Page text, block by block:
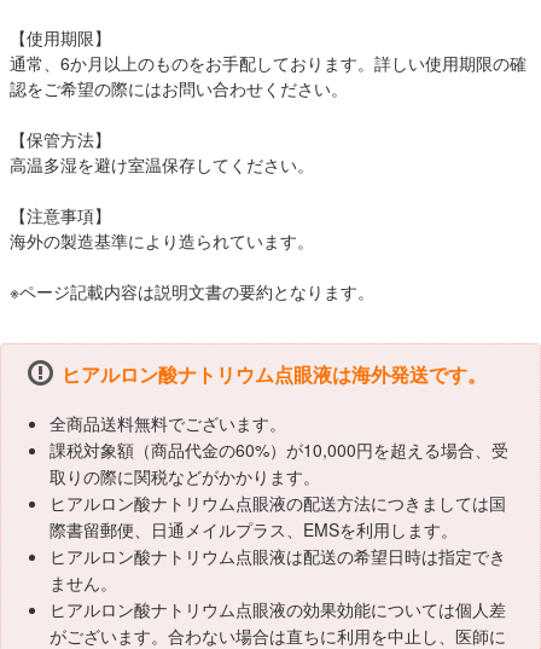
【使用期限】
通常、6か月以上のものをお手配しております。詳しい使用期限の確
認をご希望の際にはお問い合わせください。
【保管方法】
高温多湿を避け室温保存してください。
【注意事項】
海外の製造基準により造られています。
※ページ記載内容は説明文書の要約となります。
ヒアルロン酸ナトリウム点眼液は海外発送です。
全商品送料無料でございます。
課税対象額（商品代金の60%）が10,000円を超える場合、受
取りの際に関税などがかかります。
ヒアルロン酸ナトリウム点眼液の配送方法につきましては国
際書留郵便、日通メイルプラス、EMSを利用します。
ヒアルロン酸ナトリウム点眼液は配送の希望日時は指定でき
ません。
ヒアルロン酸ナトリウム点眼液の効果効能については個人差
がございます。合わない場合は直ちに利用を中止し、医師に